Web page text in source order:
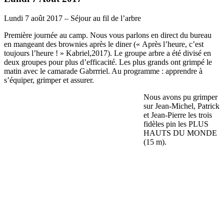
Lundi 7 août 2017 – Séjour au fil de l’arbre
Première journée au camp. Nous vous parlons en direct du bureau
en mangeant des brownies après le diner (« Après l’heure, c’est
toujours l’heure ! » Kabriel,2017). Le groupe arbre a été divisé en
deux groupes pour plus d’efficacité. Les plus grands ont grimpé le
matin avec le camarade Gabrrriel. Au programme : apprendre à
s’équiper, grimper et assurer.
Nous avons pu grimper
sur Jean-Michel, Patrick
et Jean-Pierre les trois
fidèles pin les PLUS
HAUTS DU MONDE
(15 m).